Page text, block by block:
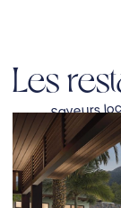
Les
Saveurs